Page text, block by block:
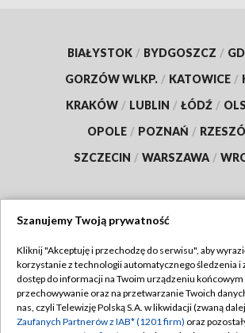
BIAŁYSTOK / BYDGOSZCZ /
GORZÓW WLKP. / KATOWICE /
KRAKÓW / LUBLIN / ŁÓDŹ /
OPOLE / POZNAŃ /
SZCZECIN / WARSZAWA /
TVP
Abonament TVP
Emisja w TVP
Regulamin TVP
Polityka prywatności
Szanujemy Twoją prywatność
Kliknij "Akceptuję i przechodzę do serwisu", aby
korzystanie z technologii automatycznego śledzenia i
dostęp do informacji na Twoim urządzeniu końcowym
przechowywanie oraz na przetwarzanie Twoich
nas, czyli Telewizję Polską S.A. w likwidacji (zwaną
Zaufanych Partnerów z IAB* (1201 firm) oraz